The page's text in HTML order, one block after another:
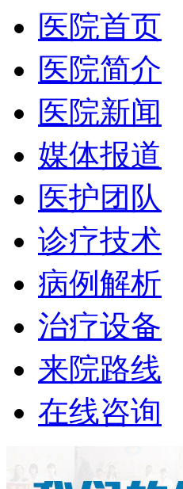
医院首页
医院简介
医院新闻
媒体报道
医护团队
诊疗技术
病例解析
治疗设备
来院路线
在线咨询